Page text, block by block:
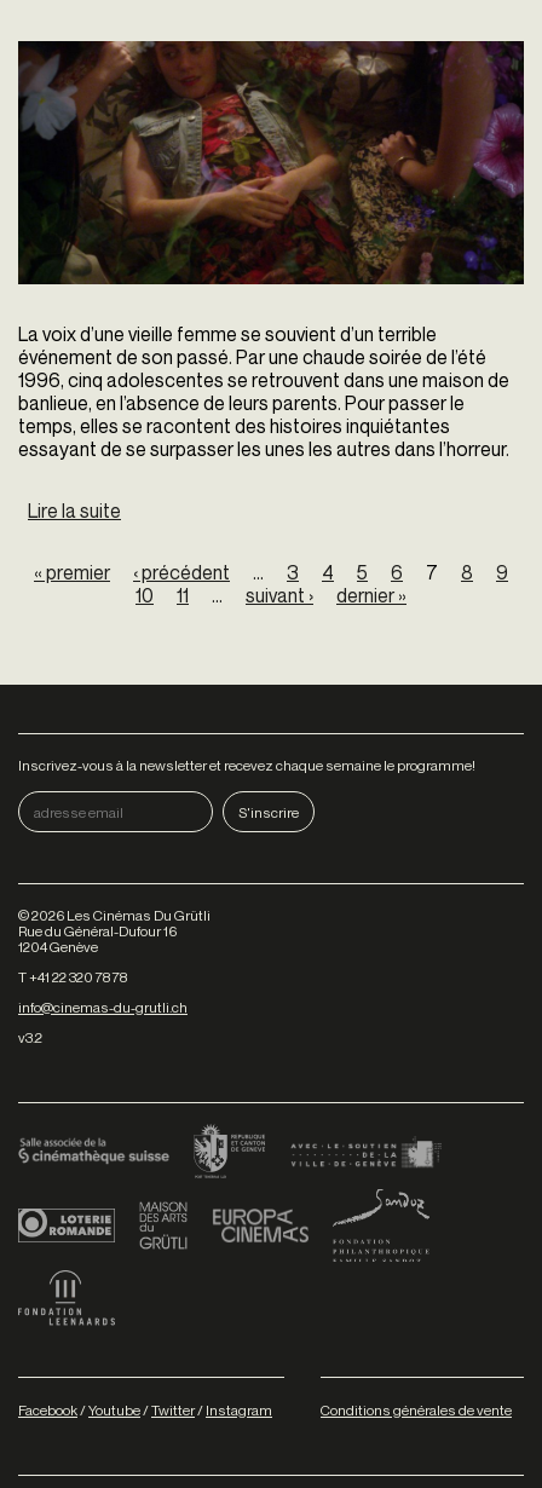
La voix d’une vieille femme se souvient d’un terrible
événement de son passé. Par une chaude soirée de l’été
1996, cinq adolescentes se retrouvent dans une maison de
banlieue, en l’absence de leurs parents. Pour passer le
temps, elles se racontent des histoires inquiétantes
essayant de se surpasser les unes les autres dans l’horreur.
Lire la suite
Pages
« premier ‹ précédent … 3 4 5 6 7 8
9
10
11 … suivant › dernier »
Inscrivez-vous à la newsletter et recevez chaque semaine le programme!
©2026 Les Cinémas Du Grütli
Rue du Général-Dufour 16
1204 Genève
T +41 22 320 78 78
info@cinemas-du-grutli.ch
v3.2
Facebook/Youtube/Twitter/ Instagram Conditions générales de vente